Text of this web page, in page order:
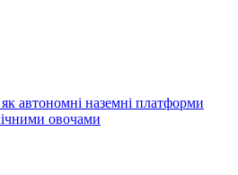
автономні наземні платформи
овочами